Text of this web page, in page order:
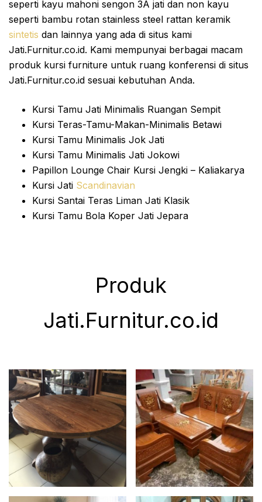
seperti kayu mahoni sengon 3A jati dan non kayu
seperti bambu rotan stainless steel rattan keramik
sintetis dan lainnya yang ada di situs kami
Jati.Furnitur.co.id. Kami mempunyai berbagai macam
produk kursi furniture untuk ruang konferensi di situs
Jati.Furnitur.co.id sesuai kebutuhan Anda.
Kursi Tamu Jati Minimalis Ruangan Sempit
Kursi Teras-Tamu-Makan-Minimalis Betawi
Kursi Tamu Minimalis Jok Jati
Kursi Tamu Minimalis Jati Jokowi
Papillon Lounge Chair Kursi Jengki – Kaliakarya
Kursi Jati Scandinavian
Kursi Santai Teras Liman Jati Klasik
Kursi Tamu Bola Koper Jati Jepara
Produk
Jati.Furnitur.co.id